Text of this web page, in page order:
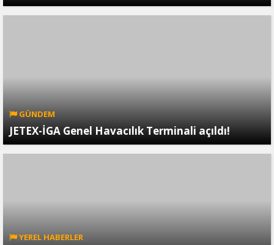
GÜNDEM
JETEX-İGA Genel Havacılık Terminali açıldı!
YEREL HABERLER